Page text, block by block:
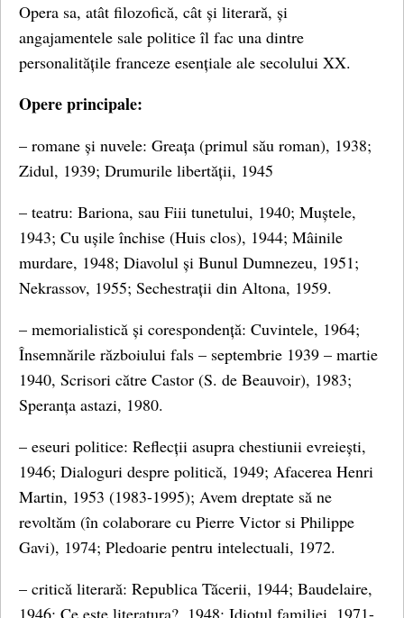
Opera sa, atât filozofică, cât și literară, și
angajamentele sale politice îl fac una dintre
personalitățile franceze esențiale ale secolului XX.
Opere principale:
– romane și nuvele: Greața (primul său roman), 1938;
Zidul, 1939; Drumurile libertății, 1945
– teatru: Bariona, sau Fiii tunetului, 1940; Muștele,
1943; Cu ușile închise (Huis clos), 1944; Mâinile
murdare, 1948; Diavolul și Bunul Dumnezeu, 1951;
Nekrassov, 1955; Sechestrații din Altona, 1959.
– memorialistică și corespondență: Cuvintele, 1964;
Însemnările războiului fals – septembrie 1939 – martie
1940, Scrisori către Castor (S. de Beauvoir), 1983;
Speranța astazi, 1980.
– eseuri politice: Reflecții asupra chestiunii evreiești,
1946; Dialoguri despre politică, 1949; Afacerea Henri
Martin, 1953 (1983-1995); Avem dreptate să ne
revoltăm (în colaborare cu Pierre Victor si Philippe
Gavi), 1974; Pledoarie pentru intelectuali, 1972.
– critică literară: Republica Tăcerii, 1944; Baudelaire,
1946; Ce este literatura?, 1948; Idiotul familiei, 1971-